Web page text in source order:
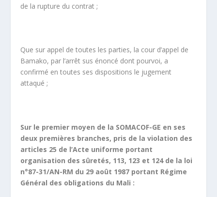
de la rupture du contrat ;
Que sur appel de toutes les parties, la cour d’appel de
Bamako, par l’arrêt sus énoncé dont pourvoi, a
confirmé en toutes ses dispositions le jugement
attaqué ;
Sur le premier moyen de la SOMACOF-GE en ses
deux premières branches, pris de la violation des
articles 25 de l’Acte uniforme portant
organisation des sûretés, 113, 123 et 124 de la loi
n°87-31/AN-RM du 29 août 1987 portant Régime
Général des obligations du Mali :